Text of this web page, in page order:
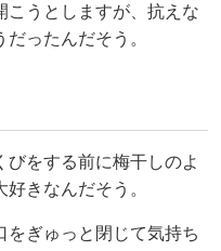
こうとしますが、抗えな
ったんだそう。
をする前に梅干しのよ
きなんだそう。
をぎゅっと閉じて気持ち